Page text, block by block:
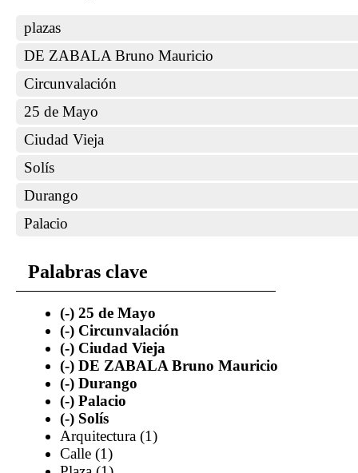
plazas
DE ZABALA Bruno Mauricio
Circunvalación
25 de Mayo
Ciudad Vieja
Solís
Durango
Palacio
Palabras clave
(-) 25 de Mayo
(-) Circunvalación
(-) Ciudad Vieja
(-) DE ZABALA Bruno Mauricio
(-) Durango
(-) Palacio
(-) Solís
Arquitectura (1)
Calle (1)